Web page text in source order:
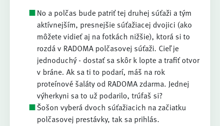
No a polčas bude patriť tej druhej súťaži a tým
aktívnejším, presnejšie súťažiacej dvojici (ako
môžete vidieť aj na fotkách nižšie), ktorá si to
rozdá v RADOMA polčasovej súťaži. Cieľ je
jednoduchý - dostať sa skôr k lopte a trafiť otvor
v bráne. Ak sa ti to podarí, máš na rok
proteínové šaláty od RADOMA zdarma. Jednej
výherkyni sa to už podarilo, trúfaš si?
Šošon vyberá dvoch súťažiacich na začiatku
polčasovej prestávky, tak sa prihlás.